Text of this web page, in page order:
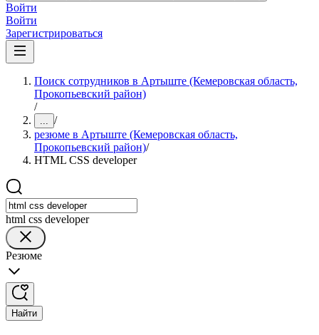
Войти
Войти
Зарегистрироваться
Поиск сотрудников в Артыште (Кемеровская область,
Прокопьевский район)
/
... /
резюме в Артыште (Кемеровская область,
Прокопьевский район)/
HTML CSS developer
html css developer
Резюме
Найти